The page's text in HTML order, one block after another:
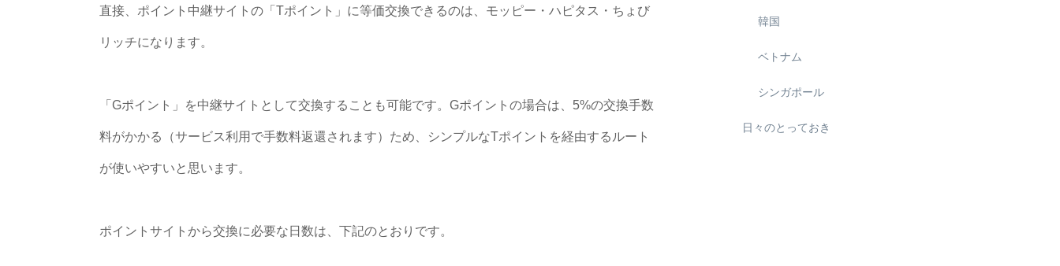
直接、ポイント中継サイトの「Tポイント」に等価交換できるのは、モッピー・ハピタス・ちょび
リッチになります。
「Gポイント」を中継サイトとして交換することも可能です。Gポイントの場合は、5%の交換手数
料がかかる（サービス利用で手数料返還されます）ため、シンプルなTポイントを経由するルート
が使いやすいと思います。
ポイントサイトから交換に必要な日数は、下記のとおりです。
韓国
ベトナム
シンガポール
日々のとっておき